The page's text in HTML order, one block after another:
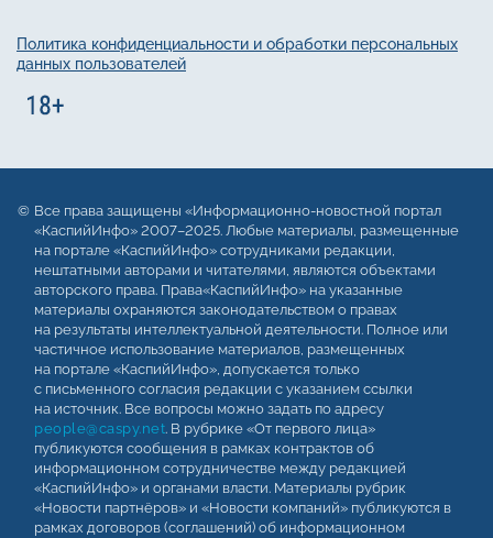
Политика конфиденциальности и обработки персональных
данных пользователей
Все права защищены «Информационно-новостной портал
«КаспийИнфо» 2007–2025. Любые материалы, размещенные
на портале «КаспийИнфо» сотрудниками редакции,
нештатными авторами и читателями, являются объектами
авторского права. Права«КаспийИнфо» на указанные
материалы охраняются законодательством о правах
на результаты интеллектуальной деятельности. Полное или
частичное использование материалов, размещенных
на портале «КаспийИнфо», допускается только
с письменного согласия редакции с указанием ссылки
на источник. Все вопросы можно задать по адресу
people@caspy.net. В рубрике «От первого лица»
публикуются сообщения в рамках контрактов об
информационном сотрудничестве между редакцией
«КаспийИнфо» и органами власти. Материалы рубрик
«Новости партнёров» и «Новости компаний» публикуются в
рамках договоров (соглашений) об информационном